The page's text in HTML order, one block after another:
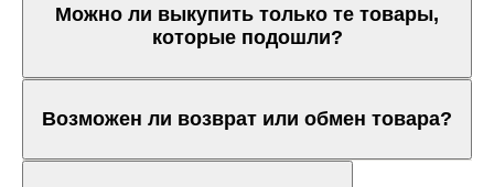
Можно ли выкупить только те товары,
которые подошли?
Возможен ли возврат или обмен товара?